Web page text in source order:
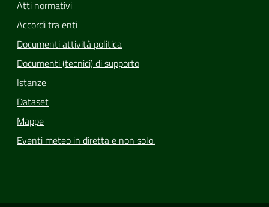
Atti normativi
Accordi tra enti
Documenti attività politica
Documenti (tecnici) di supporto
Istanze
Dataset
Mappe
Eventi meteo in diretta e non solo.